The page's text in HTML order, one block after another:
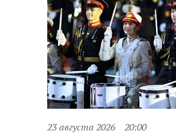
23 августа 2026 20:00